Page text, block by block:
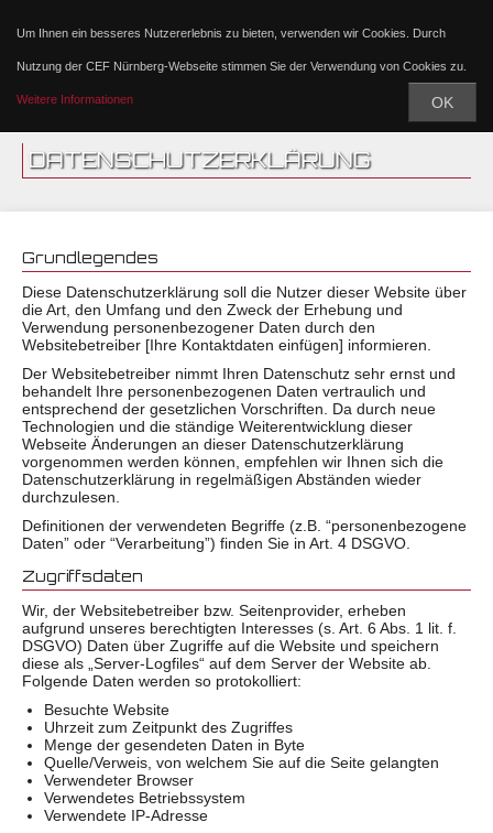
Um Ihnen ein besseres Nutzererlebnis zu bieten, verwenden wir Cookies. Durch
Nutzung der CEF Nürnberg-Webseite stimmen Sie der Verwendung von Cookies zu.
Weitere Informationen OK
DATENSCHUTZERKLÄRUNG
Grundlegendes
Diese Datenschutzerklärung soll die Nutzer dieser Website über
die Art, den Umfang und den Zweck der Erhebung und
Verwendung personenbezogener Daten durch den
Websitebetreiber [Ihre Kontaktdaten einfügen] informieren.
Der Websitebetreiber nimmt Ihren Datenschutz sehr ernst und
behandelt Ihre personenbezogenen Daten vertraulich und
entsprechend der gesetzlichen Vorschriften. Da durch neue
Technologien und die ständige Weiterentwicklung dieser
Webseite Änderungen an dieser Datenschutzerklärung
vorgenommen werden können, empfehlen wir Ihnen sich die
Datenschutzerklärung in regelmäßigen Abständen wieder
durchzulesen.
Definitionen der verwendeten Begriffe (z.B. “personenbezogene
Daten” oder “Verarbeitung”) finden Sie in Art. 4 DSGVO.
Zugriffsdaten
Wir, der Websitebetreiber bzw. Seitenprovider, erheben
aufgrund unseres berechtigten Interesses (s. Art. 6 Abs. 1 lit. f.
DSGVO) Daten über Zugriffe auf die Website und speichern
diese als „Server-Logfiles“ auf dem Server der Website ab.
Folgende Daten werden so protokolliert:
Besuchte Website
Uhrzeit zum Zeitpunkt des Zugriffes
Menge der gesendeten Daten in Byte
Quelle/Verweis, von welchem Sie auf die Seite gelangten
Verwendeter Browser
Verwendetes Betriebssystem
Verwendete IP-Adresse